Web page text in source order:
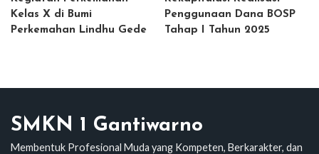
Kelas X di Bumi
Perkemahan Lindhu Gede
Penggunaan Dana BOSP
Tahap I Tahun 2025
SMKN 1 Gantiwarno
Membentuk Profesional Muda yang Kompeten, Berkarakter, dan